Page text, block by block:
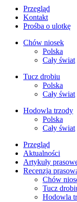
Przegląd
Kontakt
Prośba o ulotkę
Chów niosek
Polska
Cały świat
Tucz drobiu
Polska
Cały świat
Hodowla trzody
Polska
Cały świat
Przegląd
Aktualności
Artykuły
Recenzja
Chów
Tucz
Hodowla